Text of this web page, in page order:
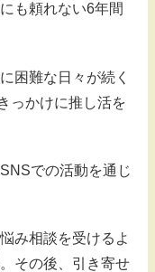
も頼れない6年間
困難な日々が続く
っかけに推し活を
での活動を通じ
み相談を受けるよ
その後、引き寄せ